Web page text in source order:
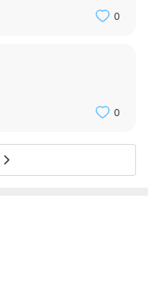
일을 마치도록 하는 힘이다.
해 만들어진 셀프 체크 리스
책을 줄 것이다. 일에 끌려
당신은 인생의 주인이 될 수
0
0